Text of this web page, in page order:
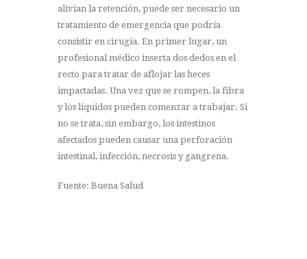
alivian la retención, puede ser necesario un
tratamiento de emergencia que podría
consistir en cirugía. En primer lugar, un
profesional médico inserta dos dedos en el
recto para tratar de aflojar las heces
impactadas. Una vez que se rompen, la fibra
y los líquidos pueden comenzar a trabajar. Si
no se trata, sin embargo, los intestinos
afectados pueden causar una perforación
intestinal, infección, necrosis y gangrena.
Fuente: Buena Salud